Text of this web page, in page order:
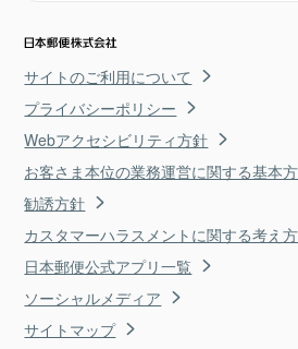
サイトのご利用について
プライバシーポリシー
Webアクセシビリティ方針
お客さま本位の業務運営に関する基本
勧誘方針
カスタマーハラスメントに関する考え方
日本郵便公式アプリ一覧
ソーシャルメディア
サイトマップ